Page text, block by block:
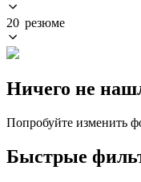
20 резюме
Ничего не
Попробуйте изменить
Быстрые